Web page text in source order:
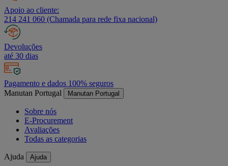
Apoio ao cliente:
214 241 060 (Chamada para rede fixa nacional)
Devoluções
até 30 dias
Pagamento e dados 100% seguros
Manutan Portugal
Manutan Portugal
Sobre nós
E-Procurement
Avaliações
Todas as categorias
Ajuda Ajuda